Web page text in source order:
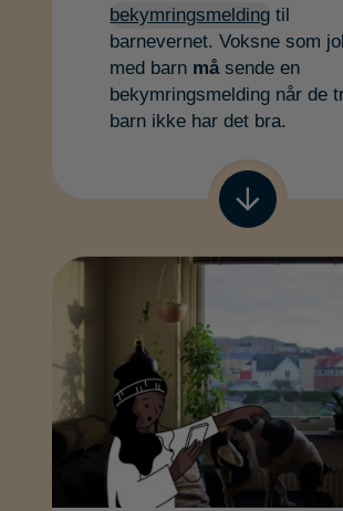
bekymringsmelding til
barnevernet. Voksne som
med barn må sende en
bekymringsmelding når de
barn ikke har det bra.
Gå til neste